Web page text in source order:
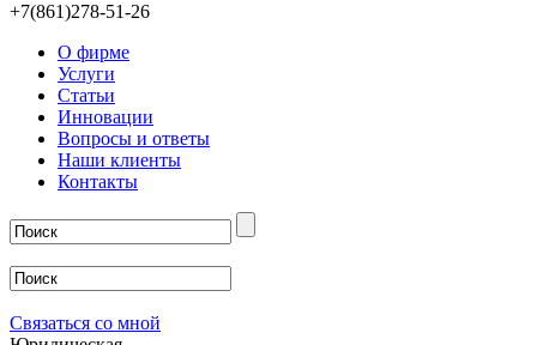
+7(861)278-51-26
О фирме
Услуги
Статьи
Инновации
Вопросы и ответы
Наши клиенты
Контакты
Связаться со мной